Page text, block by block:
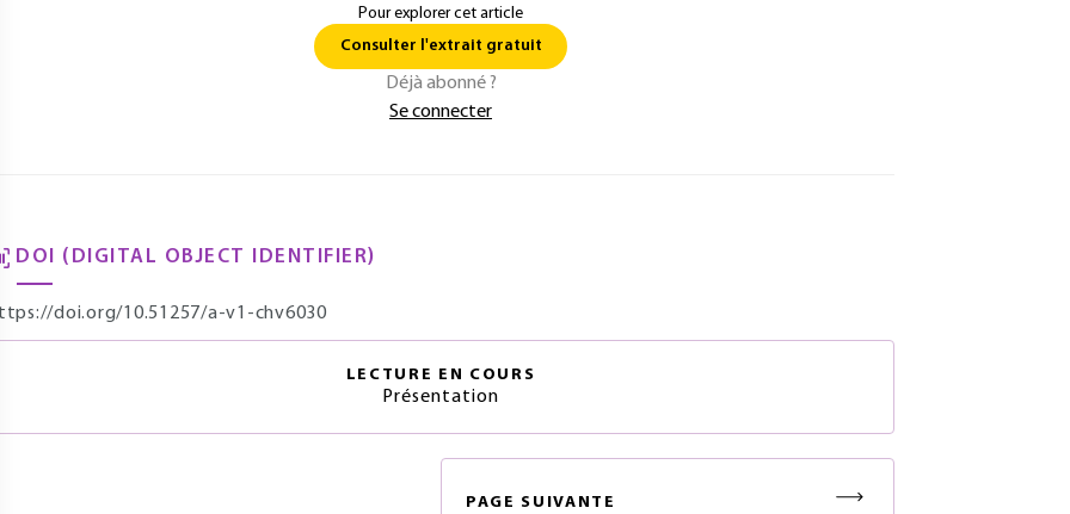
Pour explorer cet article
Consulter l'extrait gratuit
Déjà abonné ?
Se connecter
DOI (DIGITAL OBJECT IDENTIFIER)
doi.org/10.51257/a-v1-chv6030
LECTURE EN COURS
Présentation
PAGE SUIVANTE